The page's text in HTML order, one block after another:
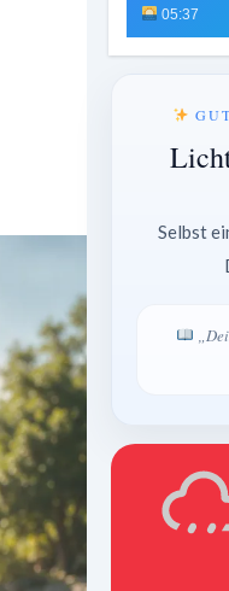
05:37
Selbst